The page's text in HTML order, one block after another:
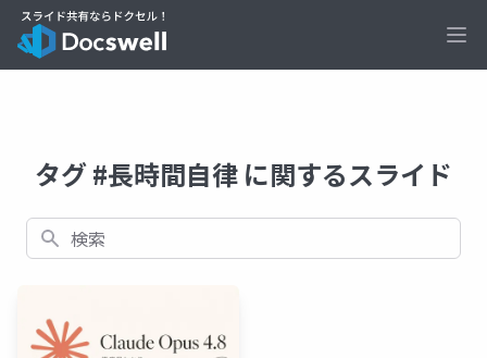
タグ #長時間自律 に関するスライド
検索